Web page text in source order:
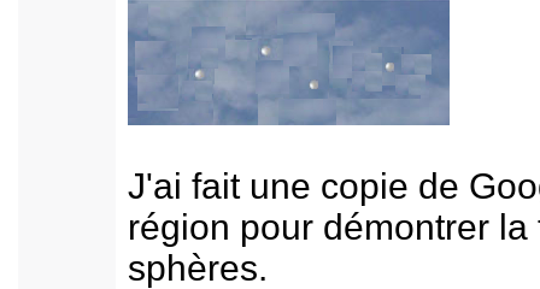
J'ai fait une copie de
région pour démontrer
sphères.